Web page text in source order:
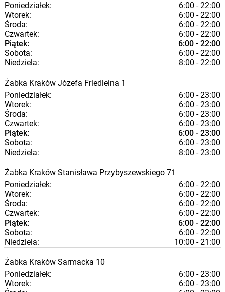
Poniedziałek:
6:00 - 22:00
Wtorek:
6:00 - 22:00
Środa:
6:00 - 22:00
Czwartek:
6:00 - 22:00
Piątek:
6:00 - 22:00
Sobota:
6:00 - 22:00
Niedziela:
8:00 - 22:00
Żabka Kraków Józefa Friedleina 1
Poniedziałek:
6:00 - 23:00
Wtorek:
6:00 - 23:00
Środa:
6:00 - 23:00
Czwartek:
6:00 - 23:00
Piątek:
6:00 - 23:00
Sobota:
6:00 - 23:00
Niedziela:
8:00 - 23:00
Żabka Kraków Stanisława Przybyszewskiego 71
Poniedziałek:
6:00 - 22:00
Wtorek:
6:00 - 22:00
Środa:
6:00 - 22:00
Czwartek:
6:00 - 22:00
Piątek:
6:00 - 22:00
Sobota:
6:00 - 22:00
Niedziela:
10:00 - 21:00
Żabka Kraków Sarmacka 10
Poniedziałek:
6:00 - 23:00
Wtorek:
6:00 - 23:00